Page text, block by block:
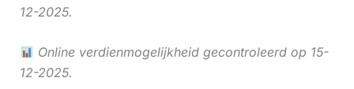
12-2025.
Online verdienmogelijkheid gecontroleerd op 15-
12-2025.